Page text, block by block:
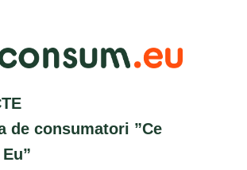
de consumatori ”Ce